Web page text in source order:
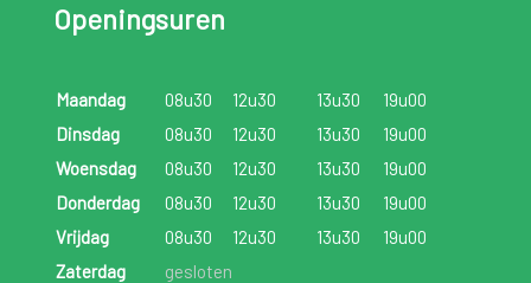
Openingsuren
Maandag 08u30 12u30 13u30
19u00
Dinsdag
08u30 12u30 13u30
19u00
Woensdag
08u30 12u30 13u30
19u00
Donderdag
08u30 12u30 13u30
19u00
Vrijdag
08u30 12u30 13u30
19u00
Zaterdag
gesloten